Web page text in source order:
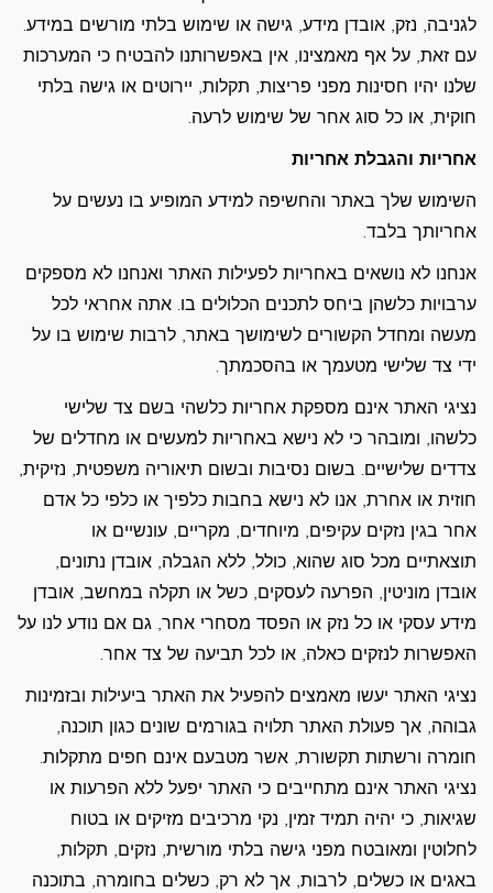
לגניבה, נזק, אובדן מידע, גישה או שימוש בלתי מורשים במידע.
עם זאת, על אף מאמצינו, אין באפשרותנו להבטיח כי המערכות
שלנו יהיו חסינות מפני פריצות, תקלות, יירוטים או גישה בלתי
חוקית, או כל סוג אחר של שימוש לרעה.
אחריות והגבלת אחריות
השימוש שלך באתר והחשיפה למידע המופיע בו נעשים על
אחריותך בלבד.
אנחנו לא נושאים באחריות לפעילות האתר ואנחנו לא מספקים
ערבויות כלשהן ביחס לתכנים הכלולים בו. אתה אחראי לכל
מעשה ומחדל הקשורים לשימושך באתר, לרבות שימוש בו על
ידי צד שלישי מטעמך או בהסכמתך.
נציגי האתר אינם מספקת אחריות כלשהי בשם צד שלישי
כלשהו, ומובהר כי לא נישא באחריות למעשים או מחדלים של
צדדים שלישיים. בשום נסיבות ובשום תיאוריה משפטית, נזיקית,
חוזית או אחרת, אנו לא נישא בחבות כלפיך או כלפי כל אדם
אחר בגין נזקים עקיפים, מיוחדים, מקריים, עונשיים או
תוצאתיים מכל סוג שהוא, כולל, ללא הגבלה, אובדן נתונים,
אובדן מוניטין, הפרעה לעסקים, כשל או תקלה במחשב, אובדן
מידע עסקי או כל נזק או הפסד מסחרי אחר, גם אם נודע לנו על
האפשרות לנזקים כאלה, או לכל תביעה של צד אחר.
נציגי האתר יעשו מאמצים להפעיל את האתר ביעילות ובזמינות
גבוהה, אך פעולת האתר תלויה בגורמים שונים כגון תוכנה,
חומרה ורשתות תקשורת, אשר מטבעם אינם חפים מתקלות.
נציגי האתר אינם מתחייבים כי האתר יפעל ללא הפרעות או
שגיאות, כי יהיה תמיד זמין, נקי מרכיבים מזיקים או בטוח
לחלוטין ומאובטח מפני גישה בלתי מורשית, נזקים, תקלות,
באגים או כשלים, לרבות, אך לא רק, כשלים בחומרה, בתוכנה